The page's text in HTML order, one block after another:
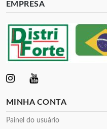
EMPRESA
MINHA CONTA
Painel do usuário